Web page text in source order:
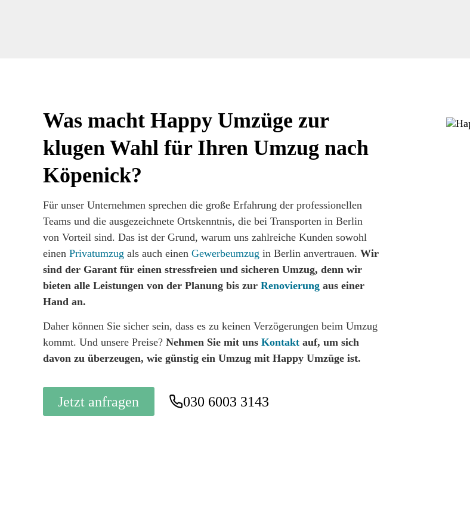
Was macht Happy Umzüge zur
klugen Wahl für Ihren Umzug nach
Köpenick?
Für unser Unternehmen sprechen die große Erfahrung der professionellen
Teams und die ausgezeichnete Ortskenntnis, die bei Transporten in Berlin
von Vorteil sind. Das ist der Grund, warum uns zahlreiche Kunden sowohl
einen Privatumzug als auch einen Gewerbeumzug in Berlin anvertrauen. Wir
sind der Garant für einen stressfreien und sicheren Umzug, denn wir
bieten alle Leistungen von der Planung bis zur Renovierung aus einer
Hand an.
Daher können Sie sicher sein, dass es zu keinen Verzögerungen beim Umzug
kommt. Und unsere Preise? Nehmen Sie mit uns Kontakt auf, um sich
davon zu überzeugen, wie günstig ein Umzug mit Happy Umzüge ist.
Jetzt anfragen 030 6003 3143